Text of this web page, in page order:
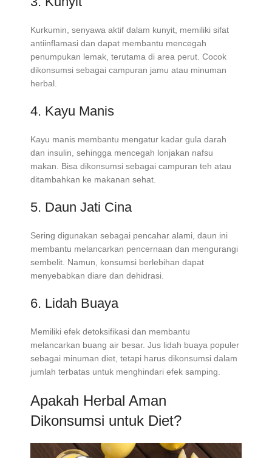
Kurkumin, senyawa aktif dalam kunyit, memiliki sifat
antiinflamasi dan dapat membantu mencegah
penumpukan lemak, terutama di area perut. Cocok
dikonsumsi sebagai campuran jamu atau minuman
herbal.
4. Kayu Manis
Kayu manis membantu mengatur kadar gula darah
dan insulin, sehingga mencegah lonjakan nafsu
makan. Bisa dikonsumsi sebagai campuran teh atau
ditambahkan ke makanan sehat.
5. Daun Jati Cina
Sering digunakan sebagai pencahar alami, daun ini
membantu melancarkan pencernaan dan mengurangi
sembelit. Namun, konsumsi berlebihan dapat
menyebabkan diare dan dehidrasi.
6. Lidah Buaya
Memiliki efek detoksifikasi dan membantu
melancarkan buang air besar. Jus lidah buaya populer
sebagai minuman diet, tetapi harus dikonsumsi dalam
jumlah terbatas untuk menghindari efek samping.
Apakah Herbal Aman
Dikonsumsi untuk Diet?